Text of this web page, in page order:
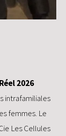
2026
intrafamiliales
femmes. Le
Les Cellules